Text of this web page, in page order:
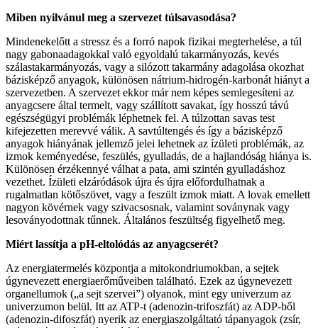
Miben nyilvánul meg a szervezet túlsavasodása?
Mindenekelőtt a stressz és a forró napok fizikai megterhelése, a túl
nagy gabonaadagokkal való egyoldalú takarmányozás, kevés
szálastakarmányozás, vagy a silózott takarmány adagolása okozhat
bázisképző anyagok, különösen nátrium-hidrogén-karbonát hiányt a
szervezetben. A szervezet ekkor már nem képes semlegesíteni az
anyagcsere által termelt, vagy szállított savakat, így hosszú távú
egészségügyi problémák léphetnek fel. A túlzottan savas test
kifejezetten merevvé válik. A savtúltengés és így a bázisképző
anyagok hiányának jellemző jelei lehetnek az ízületi problémák, az
izmok keményedése, feszülés, gyulladás, de a hajlandóság hiánya is.
Különösen érzékennyé válhat a pata, ami szintén gyulladáshoz
vezethet. Ízületi elzáródások újra és újra előfordulhatnak a
rugalmatlan kötőszövet, vagy a feszült izmok miatt. A lovak emellett
nagyon kövérnek vagy szivacsosnak, valamint soványnak vagy
lesoványodottnak tűnnek. Általános feszültség figyelhető meg.
Miért lassítja a pH-eltolódás az anyagcserét?
Az energiatermelés központja a mitokondriumokban, a sejtek
úgynevezett energiaerőműveiben található. Ezek az úgynevezett
organellumok („a sejt szervei”) olyanok, mint egy univerzum az
univerzumon belül. Itt az ATP-t (adenozin-trifoszfát) az ADP-ből
(adenozin-difoszfát) nyerik az energiaszolgáltató tápanyagok (zsír,